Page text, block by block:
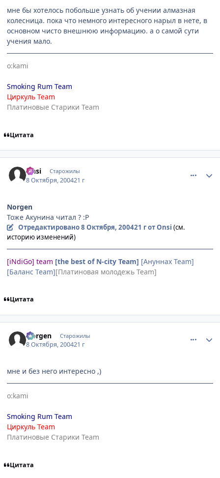
мне бы хотелось побольше узнать об учении алмазная
колесница. пока что немного интересного нарыл в нете, в
основном чисто внешнюю информацию. а о самой сути
учения мало.
o:kami
Smoking Rum Team
Циркуль Team
Платиновые Старики Team
Цитата
Onsi Старожилы
8 Октября, 200421 г
Norgen
Тоже Акунина читал ? :P
Отредактировано8 Октября, 200421 гот Onsi (см.
историю изменений)
[iNdiGo] team [the best of N-city Team] [Ануннах Team]
[Баланс Team][Платиновая молодежь Team]
Цитата
Norgen Старожилы
8 Октября, 200421 г
мне и без него интересно ,)
o:kami
Smoking Rum Team
Циркуль Team
Платиновые Старики Team
Цитата